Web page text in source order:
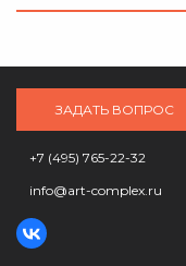
ЗАДАТЬ ВОПРОС
+7 (495) 765-22-32
info@art-complex.ru